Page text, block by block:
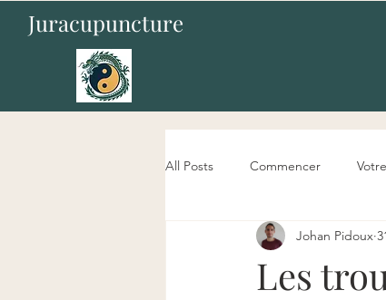
Juracupuncture
All Posts Commencer
Les
Johan Pidoux